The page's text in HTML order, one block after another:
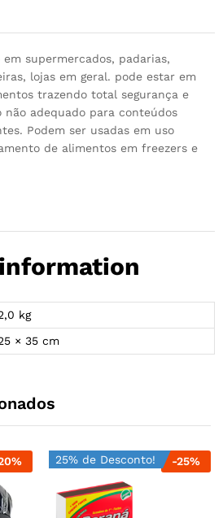
supermercados, padarias,
lojas em geral. pode estar em
trazendo total segurança e
não adequado para conteúdos
Podem ser usadas em uso
de alimentos em freezers e
kg
× 35 cm
% 25% de Desconto! -25%